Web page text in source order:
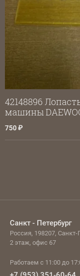
42148896
машины
750
Санкт - Петербург
Россия, 198207,
2 этаж, офис 67
Работаем с 11:00 до